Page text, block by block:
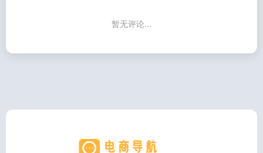
暂无评论...